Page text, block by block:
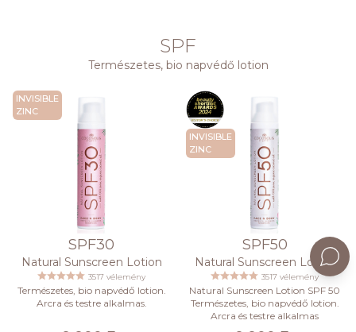
SPF
Természetes, bio napvédő lotion
INVISIBLE
ZINC
SPF30
Natural Sunscreen Lotion
3517 vélemény
Természetes, bio napvédő lotion.
Arcra és testre alkalmas.
INVISIBLE
ZINC
SPF50
Natural Sunscreen Lotion
3517 vélemény
Natural Sunscreen Lotion SPF 50
Természetes, bio napvédő lotion.
Arcra és testre alkalmas